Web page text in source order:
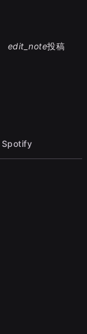
edit_note投稿
Spotify